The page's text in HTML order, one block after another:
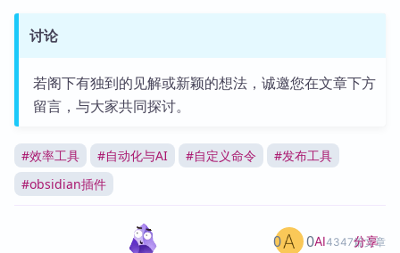
讨论
若阁下有独到的见解或新颖的想法，诚邀您在文章下方
留言，与大家共同探讨。
#效率工具 #自动化与AI #自定义命令 #发布工具
#obsidian插件
AI4347篇文章
0 0 分享